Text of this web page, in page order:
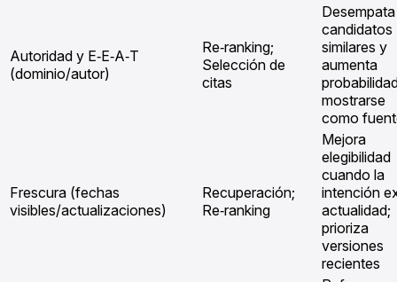
Autoridad y E‑E‑A‑T
(dominio/autor)
Re‑ranking;
Selección de
citas
Desempata
candidatos
similares y
aumenta
mostrarse
como
Frescura (fechas
visibles/actualizaciones)
Recuperación;
Re‑ranking
Mejora
elegibilidad
cuando la
intención
actualidad;
prioriza
versiones
recientes